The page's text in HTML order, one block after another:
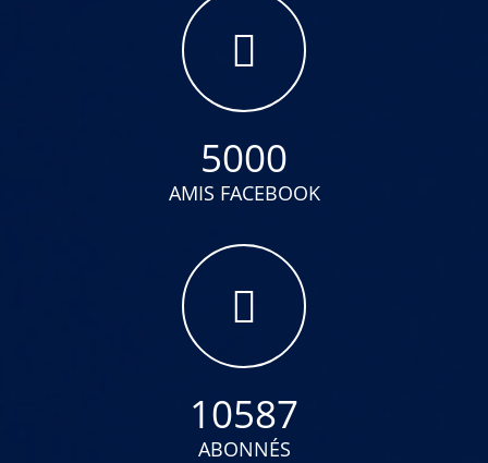
5000
AMIS FACEBOOK
10587
ABONNÉS